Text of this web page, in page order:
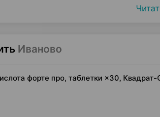
Иваново
форте про, таблетки ×30,